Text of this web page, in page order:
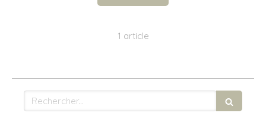
1 article
Rechercher